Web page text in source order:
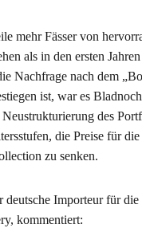
mehr Fäs­ser von
als in den ers­ten
Nach­fra­ge nach dem
ist, war es
des
die Prei­se für
zu senken.
deut­sche Impor­teur für
kommentiert: